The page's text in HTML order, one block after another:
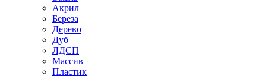
Акрил
Береза
Дерево
Дуб
ЛДСП
Массив
Пластик